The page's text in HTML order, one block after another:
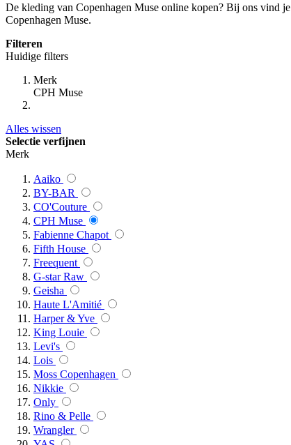
De kleding van Copenhagen Muse online kopen? Bij ons vind
Copenhagen Muse.
Filteren
Huidige filters
Merk
CPH Muse
Alles wissen
Selectie verfijnen
Merk
Aaiko
BY-BAR
CO'Couture
CPH Muse
Fabienne Chapot
Fifth House
Freequent
G-star Raw
Geisha
Haute L'Amitié
Harper & Yve
King Louie
Levi's
Lois
Moss Copenhagen
Nikkie
Only
Rino & Pelle
Wrangler